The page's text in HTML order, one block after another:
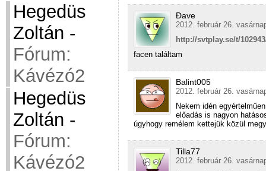
Hegedüs
Zoltán -
Fórum:
Kávézó2
Hegedüs
Zoltán -
Fórum:
Kávézó2
Đave
2012. február 26.
http://svtplay.se/t/
facen találtam
Balint005
2012. február 26.
Nekem idén
előadás is nagyon
úgyhogy remélem kettejük közül
Tilla77
2012. február 26.